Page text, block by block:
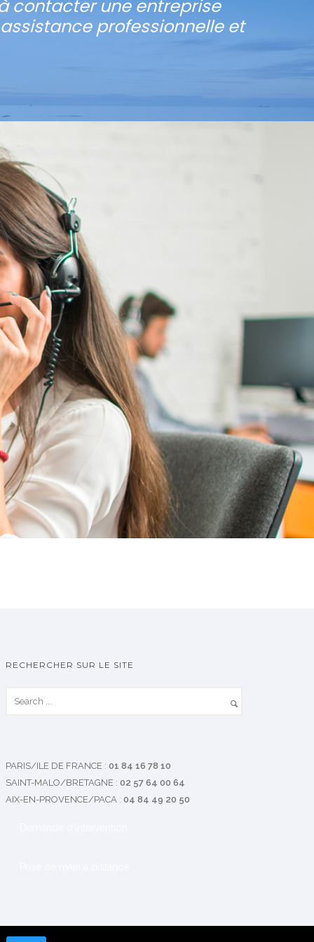
contacter une entreprise
professionnelle et
RECHERCHER SUR LE SITE
PARIS/ILE DE FRANCE : 01 84 16 78 10
SAINT-MALO/BRETAGNE : 02 57 64 00 64
AIX-EN-PROVENCE/PACA : 04 84 49 20 50